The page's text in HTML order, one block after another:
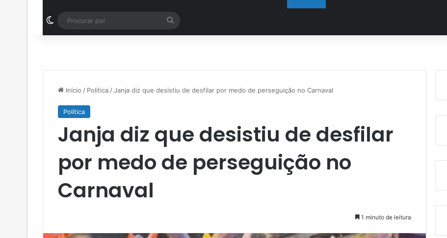
Switch skin
por
Início / Política /Janja diz que desistiu de desfilar por medo de perseguição no Carnaval
Política
Janja diz que desistiu de desfilar
por medo de perseguição no
Carnaval
1 minuto de leitura